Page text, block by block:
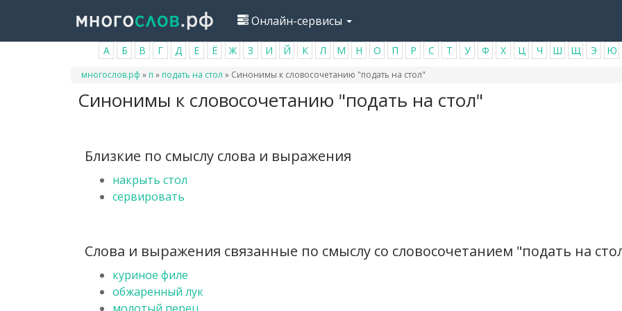
основному
Онлайн-сервисы
А Б В Г Д Е Ё Ж З И Й К Л М Н О П Р С Т У Ф Х Ц Ч Ш Щ Э Ю
Вы
многослов.рф » п » подать на стол » Синонимы к словосочетанию "подать на стол"
Синонимы к словосочетанию "подать на стол"
Близкие по смыслу слова и выражения
накрыть стол
сервировать
Слова и выражения связанные по смыслу со словосочетанием "подать на
куриное филе
обжаренный лук
молотый перец